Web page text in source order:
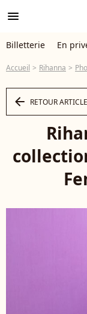
menu
Billetterie En
Accueil Rihanna
arrow_left RETOUR ARTICLE